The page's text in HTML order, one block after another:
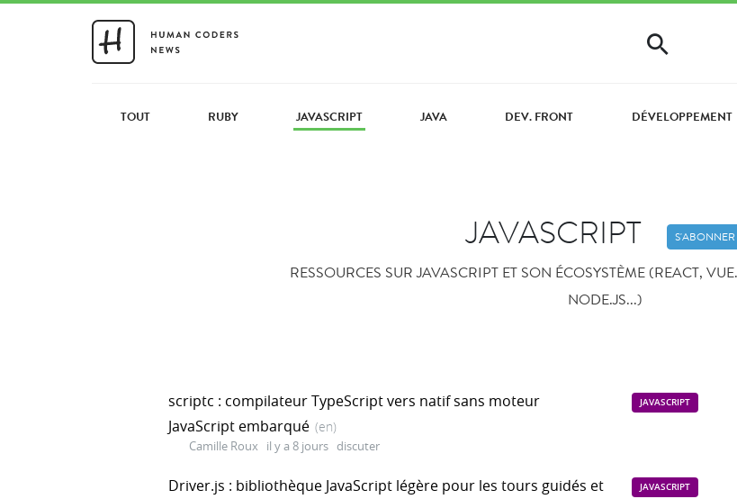
TOUT RUBY JAVASCRIPT JAVA DEV. FRONT DÉVELOPPEMENT
JAVASCRIPT S'ABONNER
RESSOURCES SUR JAVASCRIPT ET SON ÉCOSYSTÈME (REACT,
NODE.JS...)
scriptc : compilateur TypeScript vers natif sans moteur
JavaScript embarqué (en)
Camille Roux il y a 8 jours discuter
JAVASCRIPT
Driver.js : bibliothèque JavaScript légère pour les tours guidés et
JAVASCRIPT